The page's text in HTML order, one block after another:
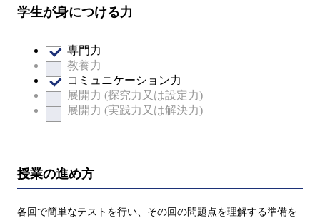
学生が身につける力
専門力
教養力
コミュニケーション力
展開力 (探究力又は設定力)
展開力 (実践力又は解決力)
授業の進め方
各回で簡単なテストを行い、その回の問題点を理解する準備を